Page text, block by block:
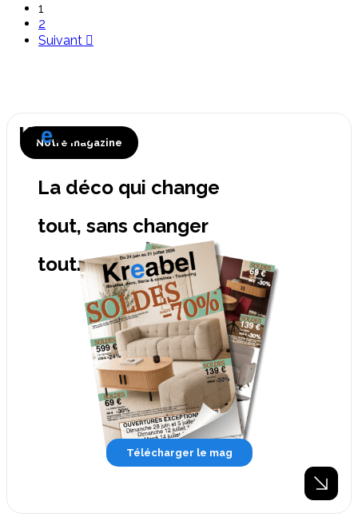
1
2
Suivant 
Notre magazine
La déco qui change
tout, sans changer
tout.
Télécharger le mag